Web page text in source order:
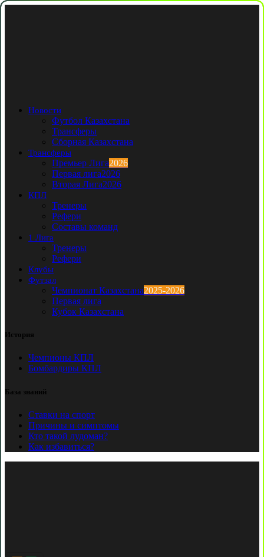
Новости
Футбол Казахстана
Трансферы
Сборная Казахстана
Трансферы
Премьер Лига2026
Первая лига2026
Вторая Лига2026
КПЛ
Тренеры
Рефери
Составы команд
1 Лига
Тренеры
Рефери
Клубы
Футзал
Чемпионат Казахстана2025-2026
Первая лига
Кубок Казахстана
История
Чемпионы КПЛ
Бомбардиры КПЛ
База знаний
Ставки на спорт
Причины и симптомы
Кто такой лудоман?
Как избавиться?